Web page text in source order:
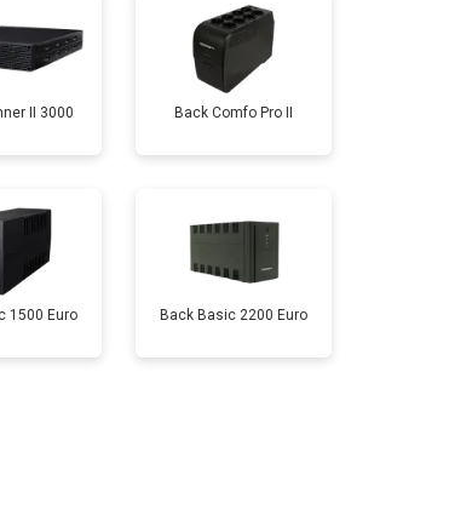
II 3000 Back Comfo Pro II
1500 Euro Back Basic 2200 Euro